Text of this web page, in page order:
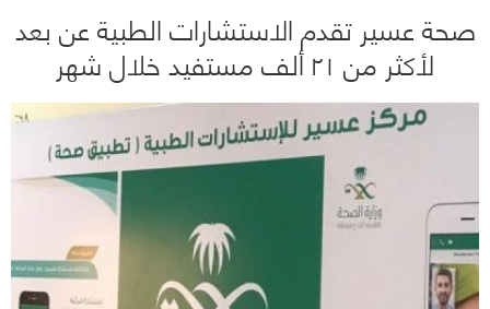
صحة عسير تقدم الاستشارات الطبية عن بعد
لأكثر من ٢١ ألف مستفيد خلال شهر